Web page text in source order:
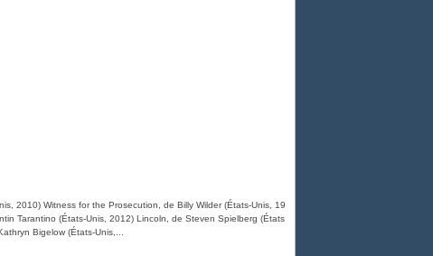
2010) Witness for the Prosecution, de Billy Wilder (États-Unis, 19
Tarantino (États-Unis, 2012) Lincoln, de Steven Spielberg (États
Bigelow (États-Unis,...